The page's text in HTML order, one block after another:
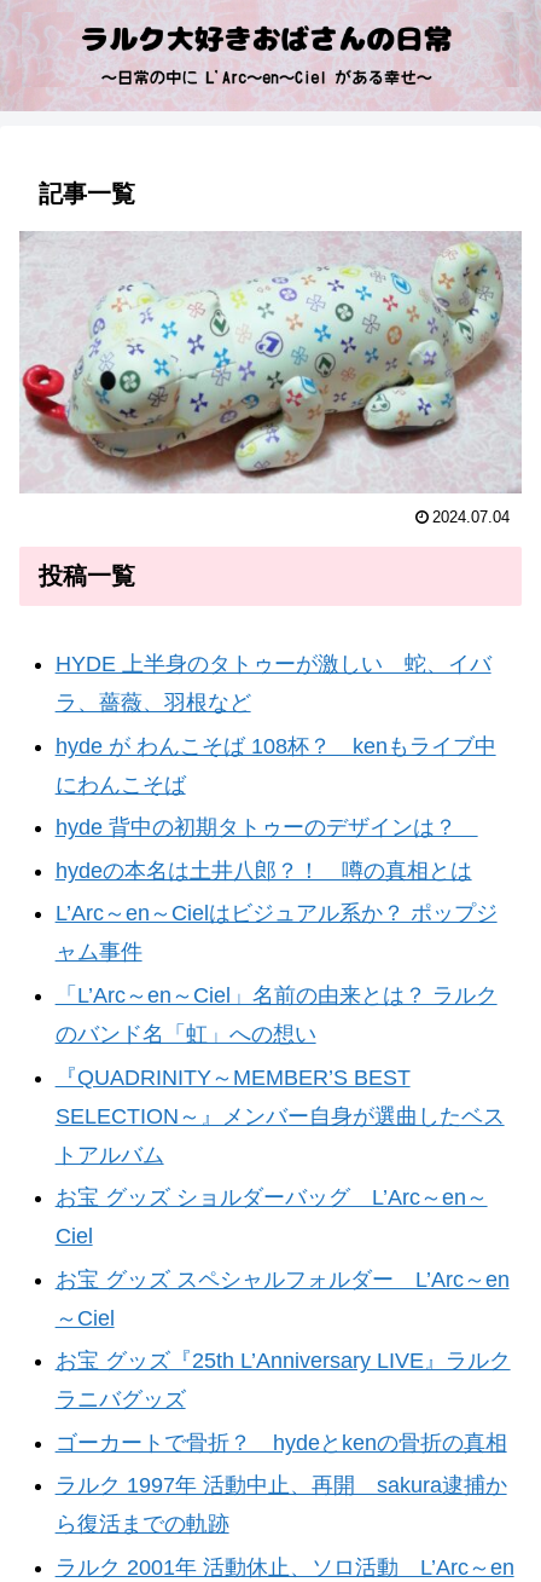
記事一覧
2024.07.04
投稿一覧
HYDE 上半身のタトゥーが激しい 蛇、イバ
ラ、薔薇、羽根など
hyde が わんこそば 108杯？ kenもライブ中
にわんこそば
hyde 背中の初期タトゥーのデザインは？
hydeの本名は土井八郎？！ 噂の真相とは
L’Arc～en～Cielはビジュアル系か？ ポップジ
ャム事件
「L’Arc～en～Ciel」名前の由来とは？ ラルク
のバンド名「虹」への想い
『QUADRINITY～MEMBER’S BEST
SELECTION～』メンバー自身が選曲したベス
トアルバム
お宝 グッズ ショルダーバッグ L’Arc～en～
Ciel
お宝 グッズ スペシャルフォルダー L’Arc～en
～Ciel
お宝 グッズ『25th L’Anniversary LIVE』ラルク
ラニバグッズ
ゴーカートで骨折？ hydeとkenの骨折の真相
ラルク 1997年 活動中止、再開 sakura逮捕か
ら復活までの軌跡
ラルク 2001年 活動休止、ソロ活動 L’Arc～en